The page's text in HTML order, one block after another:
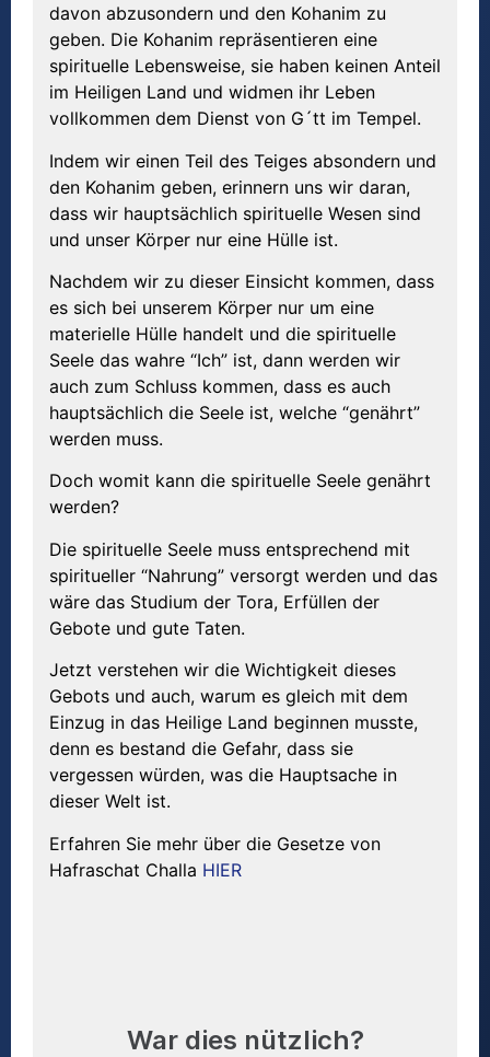
davon abzusondern und den Kohanim zu
geben. Die Kohanim repräsentieren eine
spirituelle Lebensweise, sie haben keinen Anteil
im Heiligen Land und widmen ihr Leben
vollkommen dem Dienst von G´tt im Tempel.
Indem wir einen Teil des Teiges absondern und
den Kohanim geben, erinnern uns wir daran,
dass wir hauptsächlich spirituelle Wesen sind
und unser Körper nur eine Hülle ist.
Nachdem wir zu dieser Einsicht kommen, dass
es sich bei unserem Körper nur um eine
materielle Hülle handelt und die spirituelle
Seele das wahre “Ich” ist, dann werden wir
auch zum Schluss kommen, dass es auch
hauptsächlich die Seele ist, welche “genährt”
werden muss.
Doch womit kann die spirituelle Seele genährt
werden?
Die spirituelle Seele muss entsprechend mit
spiritueller “Nahrung” versorgt werden und das
wäre das Studium der Tora, Erfüllen der
Gebote und gute Taten.
Jetzt verstehen wir die Wichtigkeit dieses
Gebots und auch, warum es gleich mit dem
Einzug in das Heilige Land beginnen musste,
denn es bestand die Gefahr, dass sie
vergessen würden, was die Hauptsache in
dieser Welt ist.
Erfahren Sie mehr über die Gesetze von
Hafraschat Challa HIER
War dies nützlich?